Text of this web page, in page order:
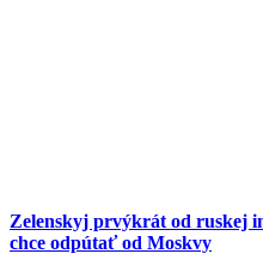
Zelenskyj prvýkrát od ruskej
chce odpútať od Moskvy